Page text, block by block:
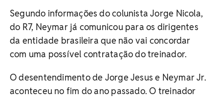
Segundo informações do colunista Jorge Nicola,
do R7, Neymar já comunicou para os dirigentes
da entidade brasileira que não vai concordar
com uma possível contratação do treinador.
O desentendimento de Jorge Jesus e Neymar Jr.
aconteceu no fim do ano passado. O treinador